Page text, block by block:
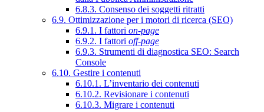
6.8.3. Consenso dei soggetti ritratti
6.9. Ottimizzazione per i motori di ricerca (SEO)
6.9.1. I fattori on-page
6.9.2. I fattori off-page
6.9.3. Strumenti di diagnostica SEO: Search
Console
6.10. Gestire i contenuti
6.10.1. L’inventario dei contenuti
6.10.2. Revisionare i contenuti
6.10.3. Migrare i contenuti